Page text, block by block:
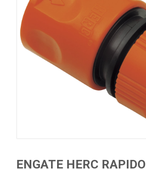
ENGATE HERC RAPIDO